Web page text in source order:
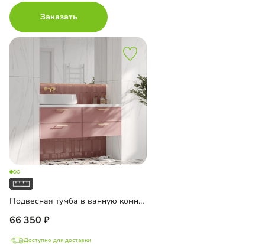
Заказать
Подвесная тумба в ванную комнату Ментон-1
66 350
Доступно для доставки